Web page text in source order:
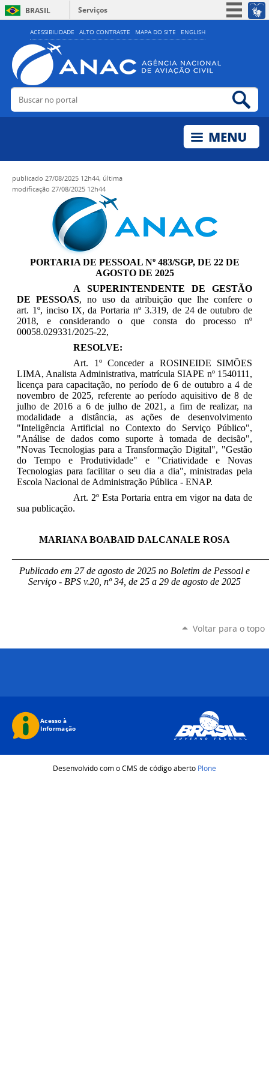
ACESSIBILIDADE ALTO CONTRASTE MAPA DO SITE ENGLISH
BRASIL
Serviços
Simplifique!
Acesso à informação
Legislação
Buscar no portal
publicado 27/08/2025 12h44, última
modificação 27/08/2025 12h44
PORTARIA DE PESSOAL Nº 483/SGP, DE 22 DE
AGOSTO DE 2025
A SUPERINTENDENTE DE GESTÃO
DE PESSOAS, no uso da atribuição que lhe confere o
art. 1º, inciso IX, da Portaria nº 3.319, de 24 de outubro de
2018, e considerando o que consta do processo nº
00058.029331/2025-22,
RESOLVE:
Art. 1º Conceder a ROSINEIDE SIMÕES
LIMA, Analista Administrativa, matrícula SIAPE nº 1540111,
licença para capacitação, no período de6 de outubro a 4 de
novembro de 2025, referente ao período aquisitivo de 8 de
julho de 2016 a 6 de julho de 2021, a fim de realizar, na
modalidade a distância, as ações de desenvolvimento
"Inteligência Artificial no Contexto do Serviço Público",
"Análise de dados como suporte à tomada de decisão",
"Novas Tecnologias para a Transformação Digital", "Gestão
do Tempo e Produtividade" e "Criatividade e Novas
Tecnologias para facilitar o seu dia a dia", ministradas pela
Escola Nacional de Administração Pública - ENAP.
Art. 2º Esta Portaria entra em vigor na data de
sua publicação.
MARIANA BOABAID DALCANALE ROSA
Publicado em 27 de agosto de 2025 no Boletim de Pessoal e
Serviço - BPS v.20, nº 34, de 25 a 29 de agosto de 2025
Voltar para o topo
Desenvolvido com o CMS de código aberto Plone